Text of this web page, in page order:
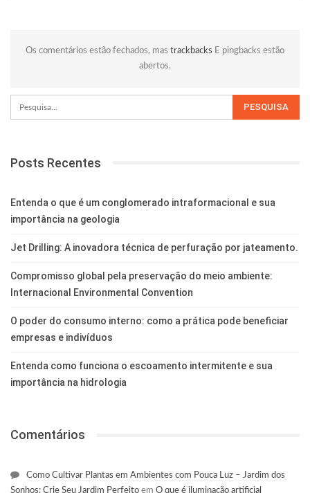
Os comentários estão fechados, mas trackbacks E pingbacks estão
abertos.
Posts Recentes
Entenda o que é um conglomerado intraformacional e sua
importância na geologia
Jet Drilling: A inovadora técnica de perfuração por jateamento.
Compromisso global pela preservação do meio ambiente:
Internacional Environmental Convention
O poder do consumo interno: como a prática pode beneficiar
empresas e indivíduos
Entenda como funciona o escoamento intermitente e sua
importância na hidrologia
Comentários
Como Cultivar Plantas em Ambientes com Pouca Luz – Jardim dos
Sonhos: Crie Seu Jardim Perfeito em O que é iluminação artificial